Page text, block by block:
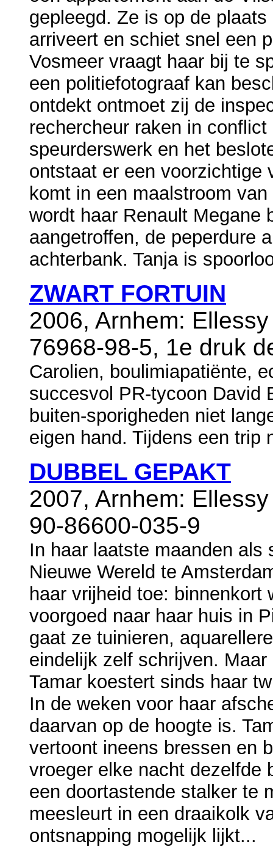
gepleegd. Ze is op de
arriveert en schiet snel een
Vosmeer vraagt haar bij te
een politiefotograaf kan
ontdekt ontmoet zij de
rechercheur raken in
speurderswerk en het
ontstaat er een voorzichtige
komt in een maalstroom
wordt haar Renault Megane
aangetroffen, de peperdure
achterbank. Tanja is
ZWART FORTUIN
2006, Arnhem:
76968-98-5, 1e druk
Carolien, boulimiapatiënte,
succesvol PR-tycoon David
buiten-sporigheden niet
eigen hand. Tijdens een trip
DUBBEL GEPAKT
2007, Arnhem:
90-86600-035-9
In haar laatste maanden als
Nieuwe Wereld te
haar vrijheid toe:
voorgoed naar haar huis in
gaat ze tuinieren,
eindelijk zelf schrijven.
Tamar koestert sinds haar
In de weken voor haar
daarvan op de hoogte is.
vertoont ineens bressen en
vroeger elke nacht dezelfde
een doortastende stalker te
meesleurt in een draaikolk
ontsnapping mogelijk lijkt...